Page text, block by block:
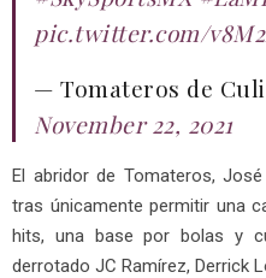
pic.twitter.com/
— Tomateros de
November 22, 2021
El abridor de Tomateros,
tras únicamente permitir una
hits, una base por bolas y
derrotado JC Ramírez, Derrick